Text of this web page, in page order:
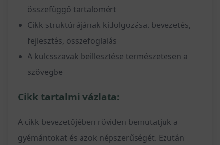
összefüggő tartalomért
Cikk struktúrájának kidolgozása: bevezetés,
fejlesztés, összefoglalás
A kulcsszavak beillesztése természetesen a
szövegbe
Cikk tartalmi vázlata:
A cikk bevezetőjében röviden bemutatjuk a
gyémántokat és azok népszerűségét. Ezután